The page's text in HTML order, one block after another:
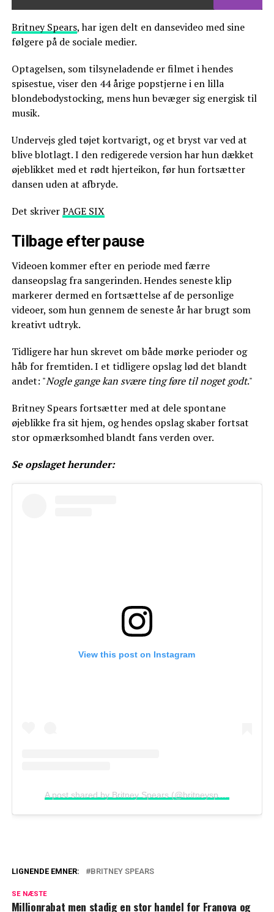
Britney Spears, har igen delt en dansevideo med sine
følgere på de sociale medier.
Optagelsen, som tilsyneladende er filmet i hendes
spisestue, viser den 44 årige popstjerne i en lilla
blondebodystocking, mens hun bevæger sig energisk til
musik.
Undervejs gled tøjet kortvarigt, og et bryst var ved at
blive blotlagt. I den redigerede version har hun dækket
øjeblikket med et rødt hjerteikon, før hun fortsætter
dansen uden at afbryde.
Det skriverPAGE SIX
Tilbage efter pause
Videoen kommer efter en periode med færre
danseopslag fra sangerinden. Hendes seneste klip
markerer dermed en fortsættelse af de personlige
videoer, som hun gennem de seneste år har brugt som
kreativt udtryk.
Tidligere har hun skrevet om både mørke perioder og
håb for fremtiden. I et tidligere opslag lød det blandt
andet: "Nogle gange kan svære ting føre til noget godt."
Britney Spears fortsætter med at dele spontane
øjeblikke fra sit hjem, og hendes opslag skaber fortsat
stor opmærksomhed blandt fans verden over.
Se opslaget herunder:
View this post on Instagram
var det mest mærkelige ved ægteskabet
LIGNENDE EMNER: BRITNEY SPEARS
SE NÆSTE
Millionrabat men stadig en stor handel for Franova og